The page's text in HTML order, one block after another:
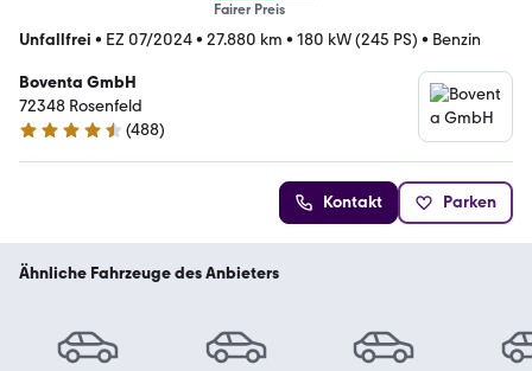
Fairer Preis
Unfallfrei • EZ 07/2024• 27.880 km • 180 kW (245 PS) • Benzin
Boventa GmbH
72348 Rosenfeld
4.5 Sterne
(488)
Kontakt Parken
Ähnliche Fahrzeuge des Anbieters